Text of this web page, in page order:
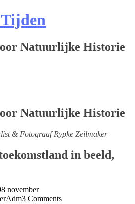
Natuurlijke Historie
Natuurlijke Historie
& Fotograaf Rypke Zeilmaker
in beeld,
8 november
3 Comments